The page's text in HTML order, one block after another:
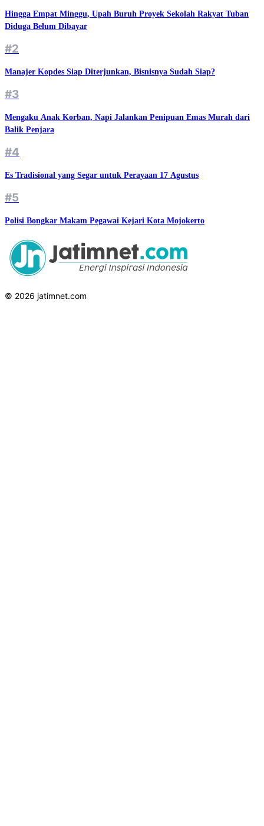
Hingga Empat Minggu, Upah Buruh Proyek Sekolah Rakyat Tuban
Diduga Belum Dibayar
#2
Manajer Kopdes Siap Diterjunkan, Bisnisnya Sudah Siap?
#3
Mengaku Anak Korban, Napi Jalankan Penipuan Emas Murah dari
Balik Penjara
#4
Es Tradisional yang Segar untuk Perayaan 17 Agustus
#5
Polisi Bongkar Makam Pegawai Kejari Kota Mojokerto
© 2026 jatimnet.com